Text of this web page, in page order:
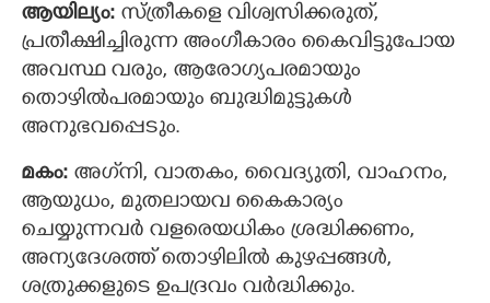
ആയില്യം: സ്ത്രീകളെ വിശ്വസിക്കരുത്,
പ്രതീക്ഷിച്ചിരുന്ന അംഗീകാരം കൈവിട്ടുപോയ
അവസ്ഥ വരും, ആരോഗ്യപരമായും
തൊഴില്‍പരമായും ബുദ്ധിമുട്ടുകള്‍
അനുഭവപ്പെടും.
മകം: അഗ്‌നി, വാതകം, വൈദ്യുതി, വാഹനം,
ആയുധം, മുതലായവ കൈകാര്യം
ചെയ്യുന്നവർ വളരെയധികം ശ്രദ്ധിക്കണം,
അന്യദേശത്ത് തൊഴിലില്‍ കുഴപ്പങ്ങള്‍,
ശത്രുക്കളുടെ ഉപദ്രവം വര്‍ദ്ധിക്കും.